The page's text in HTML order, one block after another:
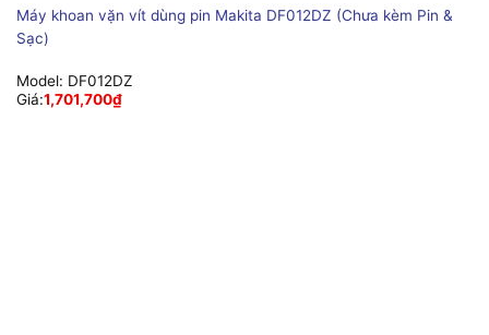
Máy khoan vặn vít dùng pin Makita DF012DZ (Chưa kèm Pin &
Sạc)
Model: DF012DZ
Giá:1,701,700₫